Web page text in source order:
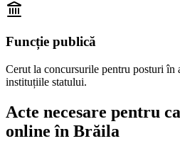
Funcție publică
Cerut la concursurile pentru posturi în
instituțiile statului.
Acte necesare pentru
online în Brăila